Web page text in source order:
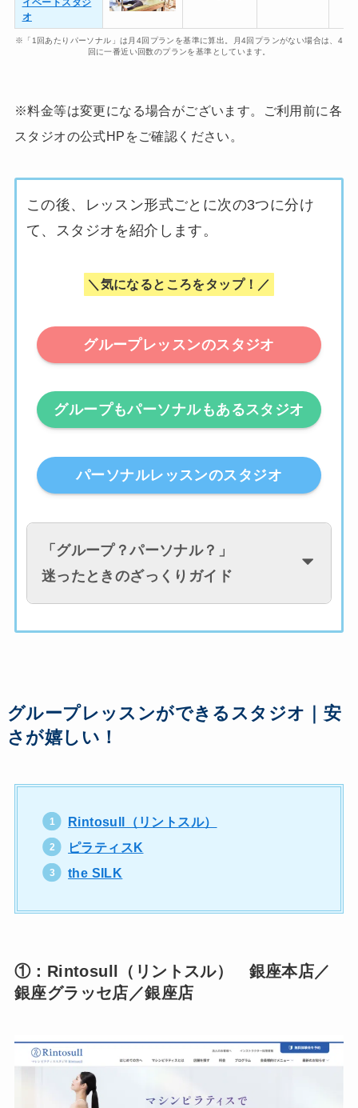
イベートスタジ
オ
※「1回あたりパーソナル」は月4回プランを基準に算出。月4回プランがない場合は、4
回に一番近い回数のプランを基準としています。
※料金等は変更になる場合がございます。ご利用前に各
スタジオの公式HPをご確認ください。
この後、レッスン形式ごとに次の3つに分け
て、スタジオを紹介します。
＼気になるところをタップ！／
グループレッスンのスタジオ
グループもパーソナルもあるスタジオ
パーソナルレッスンのスタジオ
「 グループ？パーソナル？ 」
迷ったときのざっくりガイド
グループレッスンができるスタジオ｜安
さが嬉しい！
Rintosull（リントスル）
ピラティスK
the SILK
①：Rintosull（リントスル） 銀座本店／
銀座グラッセ店／銀座店